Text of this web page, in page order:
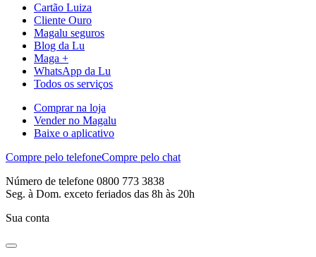
Cartão Luiza
Cliente Ouro
Magalu seguros
Blog da Lu
Maga +
WhatsApp da Lu
Todos os serviços
Comprar na loja
Vender no Magalu
Baixe o aplicativo
Compre pelo telefoneCompre pelo chat
Número de telefone 0800 773 3838
Seg. à Dom. exceto feriados das 8h às 20h
Sua conta